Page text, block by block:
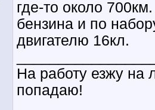
где-то около
бензина и по
двигателю 16кл.
На работу езжу на
попадаю!